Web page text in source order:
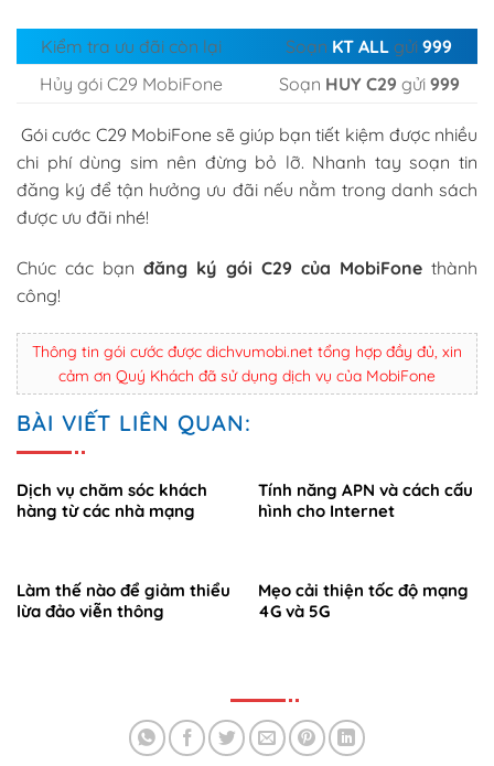
Kiểm tra ưu đãi còn lại Soạn KT ALL gửi999
Hủy gói C29 MobiFone
Soạn HUY C29 gửi999
Gói cước C29 MobiFone sẽ giúp bạn tiết kiệm được nhiều
chi phí dùng sim nên đừng bỏ lỡ. Nhanh tay soạn tin
đăng ký để tận hưởng ưu đãi nếu nằm trong danh sách
được ưu đãi nhé!
Chúc các bạnđăng ký gói C29 của MobiFonethành
công!
Thông tin gói cước được dichvumobi.net tổng hợp đầy đủ, xin
cảm ơn Quý Khách đã sử dụng dịch vụ của MobiFone
BÀI VIẾT LIÊN QUAN:
Dịch vụ chăm sóc khách
hàng từ các nhà mạng
Tính năng APN và cách cấu
hình cho Internet
Làm thế nào để giảm thiểu
lừa đảo viễn thông
Mẹo cải thiện tốc độ mạng
4G và 5G